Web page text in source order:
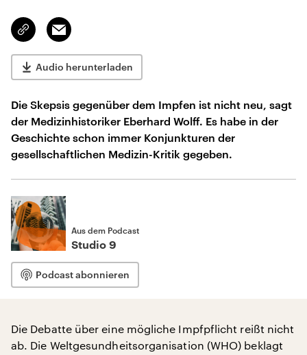
Link
kopieren/teilen
Email
Audio herunterladen
Die Skepsis gegenüber dem Impfen ist nicht neu, sagt
der Medizinhistoriker Eberhard Wolff. Es habe in der
Geschichte schon immer Konjunkturen der
gesellschaftlichen Medizin-Kritik gegeben.
Aus dem Podcast
Studio 9
Podcast abonnieren
Die Debatte über eine mögliche Impfpflicht reißt nicht
ab. Die Weltgesundheitsorganisation (WHO) beklagt